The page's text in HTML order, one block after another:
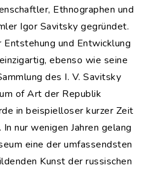
Ethnographen und
Igor Savitsky gegründet.
Entstehung und Entwicklung
ebenso wie seine
des I. V. Savitsky
of Art der Republik
in beispielloser kurzer Zeit
nur wenigen Jahren gelang
eine der umfassendsten
Kunst der russischen